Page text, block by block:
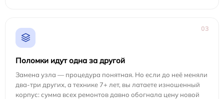
03
Поломки идут одна за другой
Замена узла — процедура понятная. Но если до неё меняли
два-три других, а технике 7+ лет, вы латаете изношенный
корпус: сумма всех ремонтов давно обогнала цену новой